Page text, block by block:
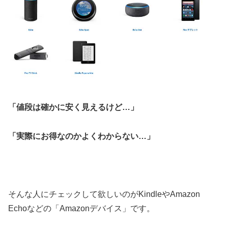
「値段は確かに安く見えるけど…」
「実際にお得なのかよくわからない…」
そんな人にチェックして欲しいのがKindleやAmazon
Echoなどの「Amazonデバイス」です。